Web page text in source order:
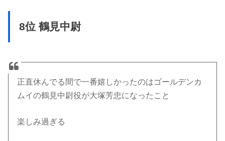
8位 鶴見中尉
正直休んでる間で一番嬉しかったのはゴールデンカ
ムイの鶴見中尉役が大塚芳忠になったこと
楽しみ過ぎる